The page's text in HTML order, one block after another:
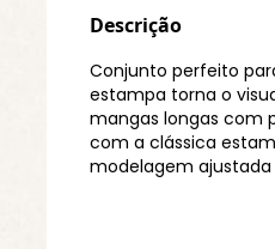
Descrição
Conjunto perfeito
estampa torna o
mangas longas com
com a clássica
modelagem